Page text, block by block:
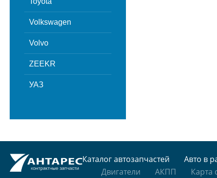
Volkswagen
Volvo
ZEEKR
УАЗ
Каталог автозапчастей
Авто в
Двигатели
АКПП Карта